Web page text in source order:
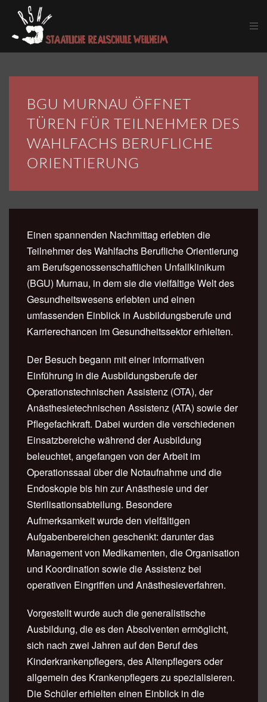
Skip to main content
BGU MURNAU ÖFFNET
TÜREN FÜR TEILNEHMER DES
WAHLFACHS BERUFLICHE
ORIENTIERUNG
Einen spannenden Nachmittag erlebten die
Teilnehmer des Wahlfachs Berufliche Orientierung
am Berufsgenossenschaftlichen Unfallklinikum
(BGU) Murnau, in dem sie die vielfältige Welt des
Gesundheitswesens erlebten und einen
umfassenden Einblick in Ausbildungsberufe und
Karrierechancen im Gesundheitssektor erhielten.
Der Besuch begann mit einer informativen
Einführung in die Ausbildungsberufe der
Operationstechnischen Assistenz (OTA), der
Anästhesietechnischen Assistenz (ATA) sowie der
Pflegefachkraft. Dabei wurden die verschiedenen
Einsatzbereiche während der Ausbildung
beleuchtet, angefangen von der Arbeit im
Operationssaal über die Notaufnahme und die
Endoskopie bis hin zur Anästhesie und der
Sterilisationsabteilung. Besondere
Aufmerksamkeit wurde den vielfältigen
Aufgabenbereichen geschenkt: darunter das
Management von Medikamenten, die Organisation
und Koordination sowie die Assistenz bei
operativen Eingriffen und Anästhesieverfahren.
Vorgestellt wurde auch die generalistische
Ausbildung, die es den Absolventen ermöglicht,
sich nach zwei Jahren auf den Beruf des
Kinderkrankenpflegers, des Altenpflegers oder
allgemein des Krankenpflegers zu spezialisieren.
Die Schüler erhielten einen Einblick in die